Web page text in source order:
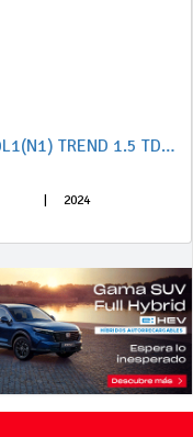
Ford Connect KOMBI B. CORTA FT 230L1(N1) TREND 1.5 TDCi S&S 73,5KW (100CV) E6.2
2024